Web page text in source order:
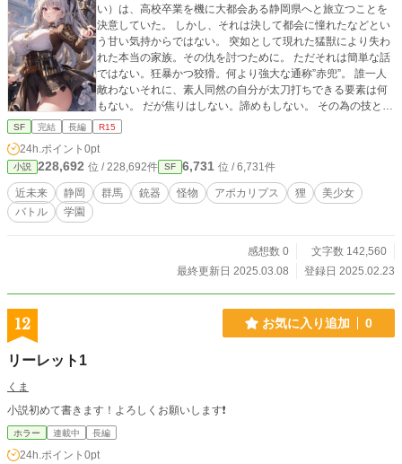
い）は、高校卒業を機に大都会ある静岡県へと旅立つことを
決意していた。 しかし、それは決して都会に憧れたなどとい
う甘い気持からではない。 突如として現れた猛獣により失わ
れた本当の家族。その仇を討つために。 ただそれは簡単な話
ではない。狂暴かつ狡猾。何より強大な通称”赤兜”。 誰一人
敵わないそれに、素人同然の自分が太刀打ちできる要素は何
もない。 だが焦りはしない。諦めもしない。 その為の技と方
法は、必ずや日本の叡智が結集する静岡にあるのだから。
SF 完結 長編 R15
24h.ポイント 0pt
小説 228,692 位 / 228,692件 SF 6,731 位 / 6,731件
近未来 静岡 群馬 銃器 怪物 アポカリプス 狸
美少女
バトル
学園
感想数 0
文字数 142,560
最終更新日 2025.03.08
登録日 2025.02.23
12 お気に入り追加 0
リーレット1
くま
小説初めて書きます！よろしくお願いします❗️
ホラー 連載中 長編
24h.ポイント 0pt